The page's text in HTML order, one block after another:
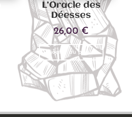
L’Oracle des
Déesses
26,00€
Ajouter au panier